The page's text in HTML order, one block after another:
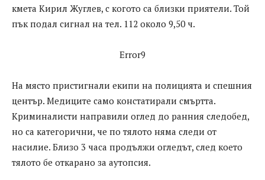
кмета Кирил Жуглев, с когото са близки приятели. Той
пък подал сигнал на тел. 112 около 9,50 ч.
Error9
На място пристигнали екипи на полицията и спешния
център. Медиците само констатирали смъртта.
Криминалисти направили оглед до ранния следобед,
но са категорични, че по тялото няма следи от
насилие. Близо 3 часа продължи огледът, след което
тялото бе откарано за аутопсия.